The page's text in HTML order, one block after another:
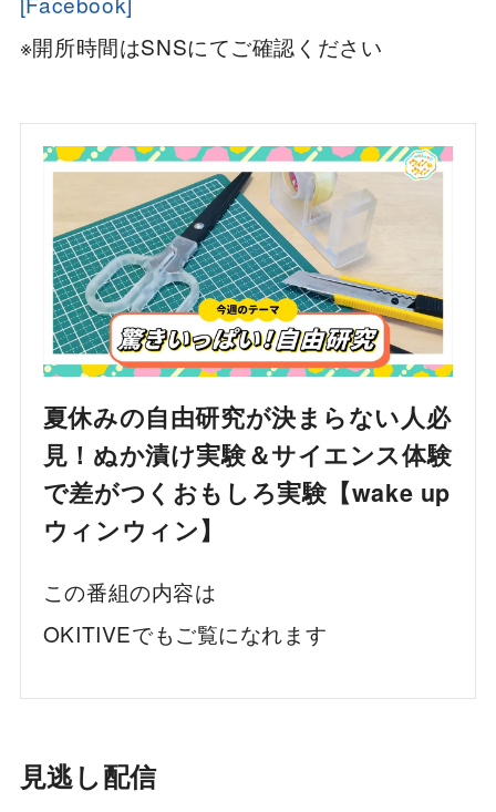
※開所時間はSNSにてご確認ください
夏休みの自由研究が決まらない人必
見！ぬか漬け実験＆サイエンス体験
で差がつくおもしろ実験【wake up
ウィンウィン】
この番組の内容は
OKITIVEでもご覧になれます
見逃し配信